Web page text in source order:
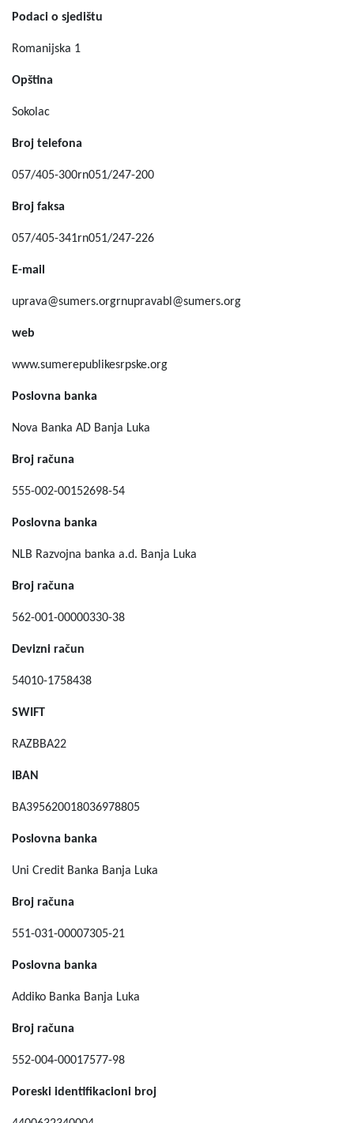
Podaci o sjedištu
Romanijska 1
Opština
Sokolac
Broj telefona
057/405-300rn051/247-200
Broj faksa
057/405-341rn051/247-226
E-mail
uprava@sumers.orgrnupravabl@sumers.org
web
www.sumerepublikesrpske.org
Poslovna banka
Nova Banka AD Banja Luka
Broj računa
555-002-00152698-54
Poslovna banka
NLB Razvojna banka a.d. Banja Luka
Broj računa
562-001-00000330-38
Devizni račun
54010-1758438
SWIFT
RAZBBA22
IBAN
BA395620018036978805
Poslovna banka
Uni Credit Banka Banja Luka
Broj računa
551-031-00007305-21
Poslovna banka
Addiko Banka Banja Luka
Broj računa
552-004-00017577-98
Poreski identifikacioni broj